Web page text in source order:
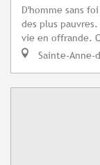
D'homme sans
des plus
vie en offrande.
Sainte-Anne-